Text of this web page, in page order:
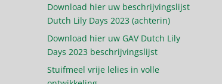
Download hier uw beschrijvingslijst
Dutch Lily Days 2023 (achterin)
Download hier uw GAV Dutch Lily
Days 2023 beschrijvingslijst
Stuifmeel vrije lelies in volle